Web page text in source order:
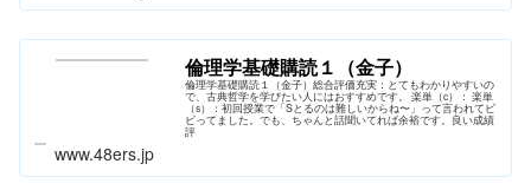
倫理学基礎購読１（金子）
倫理学基礎購読１（金子）総合評価充実：とてもわかりやすいの
で、古典哲学を学びたい人にはおすすめです。 楽単（c）： 楽単
（s）：初回授業で「Sとるのは難しいからね〜」って言われてビ
ビってました。でも、ちゃんと話聞いてれば余裕です。良い成績
評
www.48ers.jp